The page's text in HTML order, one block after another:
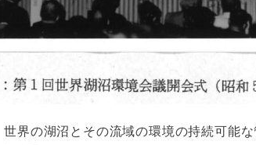
世界の湖沼とその流域の環境の持続可能